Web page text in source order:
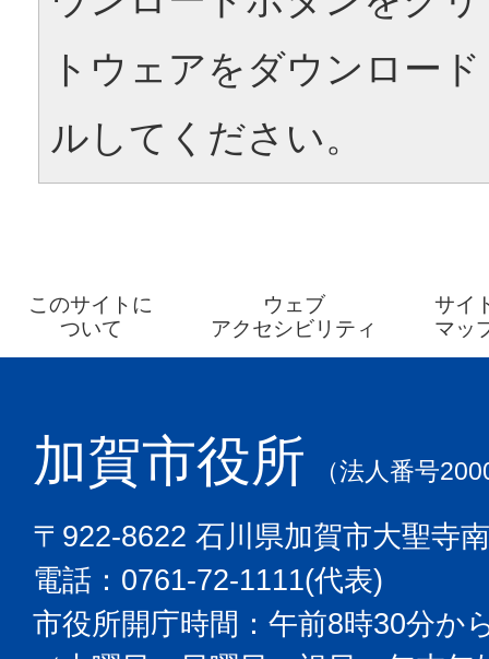
トウェアをダウンロー
ルしてください。
このサイトに
ついて
ウェブ
アクセシビリティ
サイ
マッ
加賀市役所 （法人番号
〒922-8622 石川県加賀市大聖寺
電話：0761-72-1111(代表)
市役所開庁時間：午前8時30分か